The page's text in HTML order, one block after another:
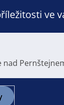
ve
nad